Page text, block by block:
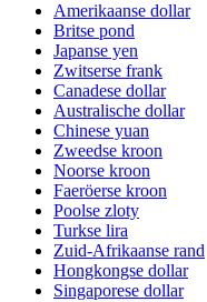
Amerikaanse dollar
Britse pond
Japanse yen
Zwitserse frank
Canadese dollar
Australische dollar
Chinese yuan
Zweedse kroon
Noorse kroon
Faeröerse kroon
Poolse zloty
Turkse lira
Zuid-Afrikaanse rand
Hongkongse dollar
Singaporese dollar